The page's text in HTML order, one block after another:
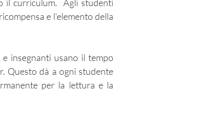
il curriculum. Agli studenti
e l'elemento della
insegnanti usano il tempo
Questo dà a ogni studente
per la lettura e la